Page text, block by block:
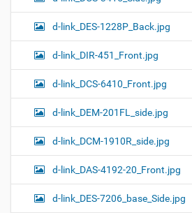
d-link_DES-1228P_Back.jpg
d-link_DIR-451_Front.jpg
d-link_DCS-6410_Front.jpg
d-link_DEM-201FL_side.jpg
d-link_DCM-1910R_side.jpg
d-link_DAS-4192-20_Front.jpg
d-link_DES-7206_base_Side.jpg